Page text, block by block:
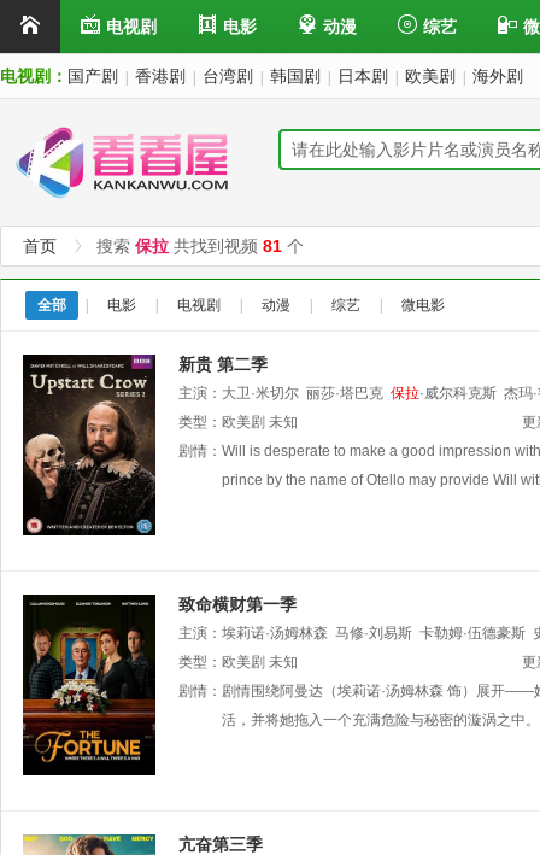
电视剧 电影 动漫 综艺
电视剧： 国产剧 香港剧 台湾剧 韩国剧 日本剧 欧美剧 海外剧
首页 搜索 保拉 共找到视频 81 个
全部 电影 电视剧 动漫 综艺 微电影
新贵 第二季
主演： 大卫·米切尔 丽莎·塔巴克 保拉·威尔科克斯 杰玛
类型： 欧美剧 未知
更
剧情： Will is desperate to make a good impression
prince by the name of Otello may provide Will
致命横财第一季
主演： 埃莉诺·汤姆林森 马修·刘易斯 卡勒姆·伍德豪斯
Rochelle Goldie James
类型： 欧美剧 未知
更
剧情： 剧情围绕阿曼达（埃莉诺·汤姆林森 饰）展开——
活，并将她拖入一个充满危险与秘密的漩涡之中。
亢奋第三季